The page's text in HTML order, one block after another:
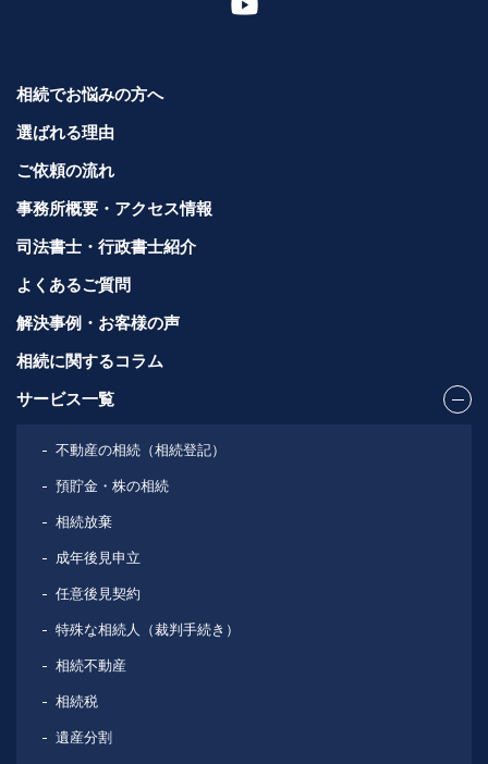
相続でお悩みの方へ
選ばれる理由
ご依頼の流れ
事務所概要・アクセス情報
司法書士・行政書士紹介
よくあるご質問
解決事例・お客様の声
相続に関するコラム
サービス一覧
不動産の相続（相続登記）
預貯金・株の相続
相続放棄
成年後見申立
任意後見契約
特殊な相続人（裁判手続き）
相続不動産
相続税
遺産分割